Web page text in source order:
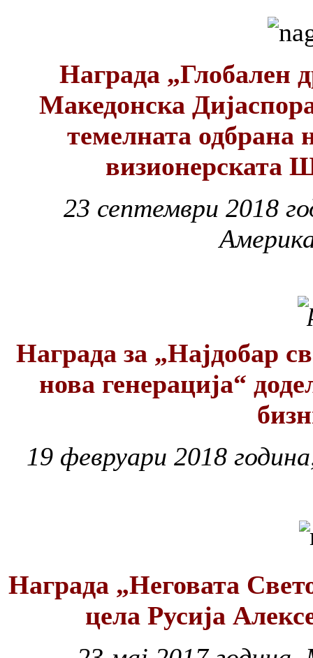
Награда „Глобален
Македонска
темелната одбрана
визионерската
23 септември 2018
Награда за „Најдобар
нова генерација“
19 февруари 2018
Награда „Неговата
цела Русија